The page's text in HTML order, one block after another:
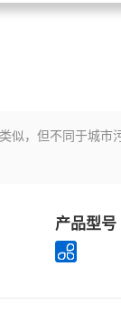
似，但不同于城市
产品型号